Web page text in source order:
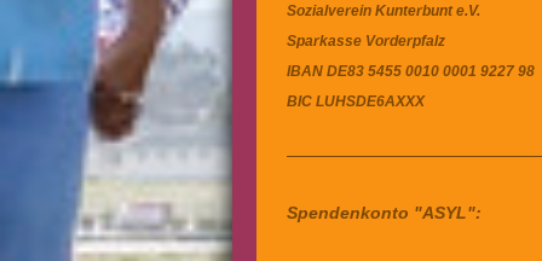
Sozialverein Kunterbunt e.V.
Sparkasse Vorderpfalz
IBAN DE83 5455 0010 0001 9227 98
BIC LUHSDE6AXXX
Spendenkonto "ASYL":